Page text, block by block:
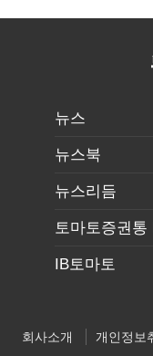
AI' 사활
'
뉴스
뉴스북
뉴스리듬
토마토증권통
IB토마토
회사소개 개인정보